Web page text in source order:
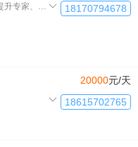
中国百强讲师、中小企业利润提升专家、咨询式培训导师、企业运营
18170794678
20000元/天
18615702765